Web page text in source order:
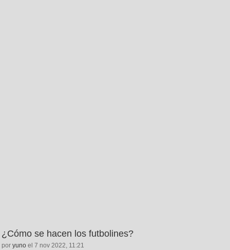
¿Cómo se hacen los futbolines?
por yuno el 7 nov 2022, 11:21